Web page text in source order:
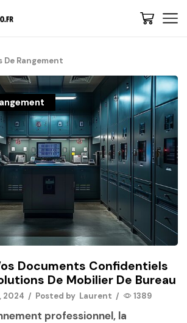
De Rangement
Documents Confidentiels
De Mobilier De Bureau
2024 / Posted by Laurent / 1389
professionnel, la
style - Cliquez-ici | 💡 Trop de choix ? Besoin
? Contactez-nous, on vous rappelle...